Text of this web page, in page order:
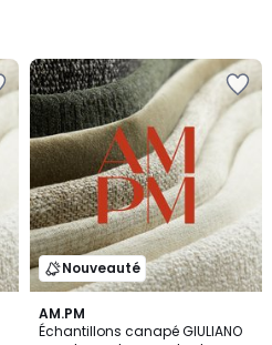
Nouveauté
AM.PM
Échantillons canapé GIULIANO